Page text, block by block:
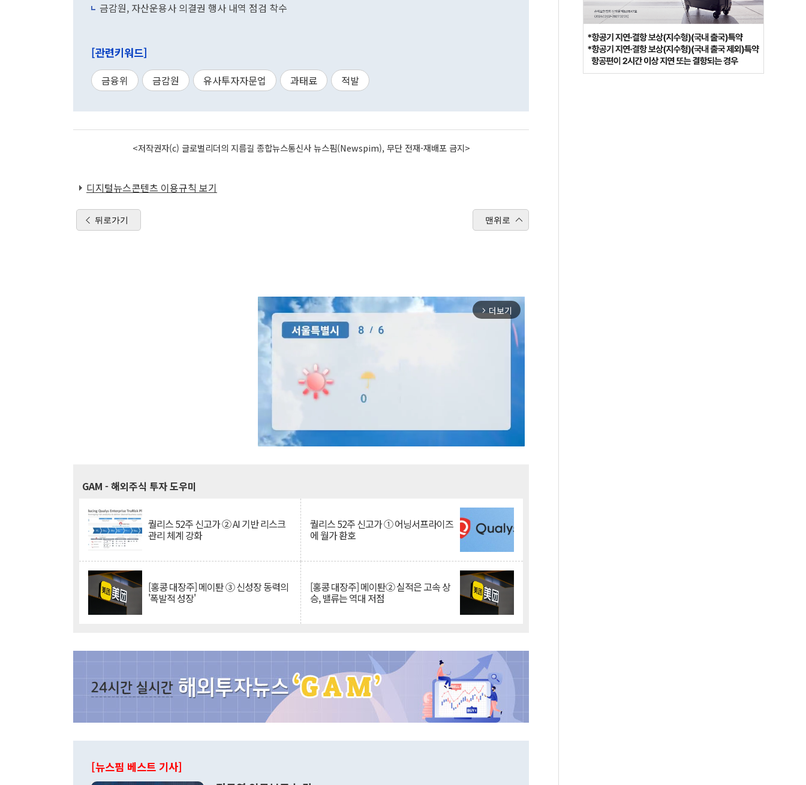
금감원, 자산운용사 의결권 행사 내역 점검 착수
[관련키워드]
금융위 금감원 유사투자자문업 과태료 적발
<저작권자(c) 글로벌리더의 지름길 종합뉴스통신사 뉴스핌(Newspim), 무단 전재-재배포 금지>
디지털뉴스콘텐츠 이용규칙 보기
뒤로가기 맨위로
arrow_forward_ios 더보기
GAM - 해외주식 투자 도우미
퀄리스 52주 신고가 ② AI 기반 리스크
관리 체계 강화
퀄리스 52주 신고가 ① 어닝서프라이즈
에 월가 환호
[홍콩 대장주] 메이퇀 ③ 신성장 동력의
'폭발적 성장'
[홍콩 대장주] 메이퇀② 실적은 고속 상
승, 밸류는 역대 저점
[뉴스핌 베스트 기사]